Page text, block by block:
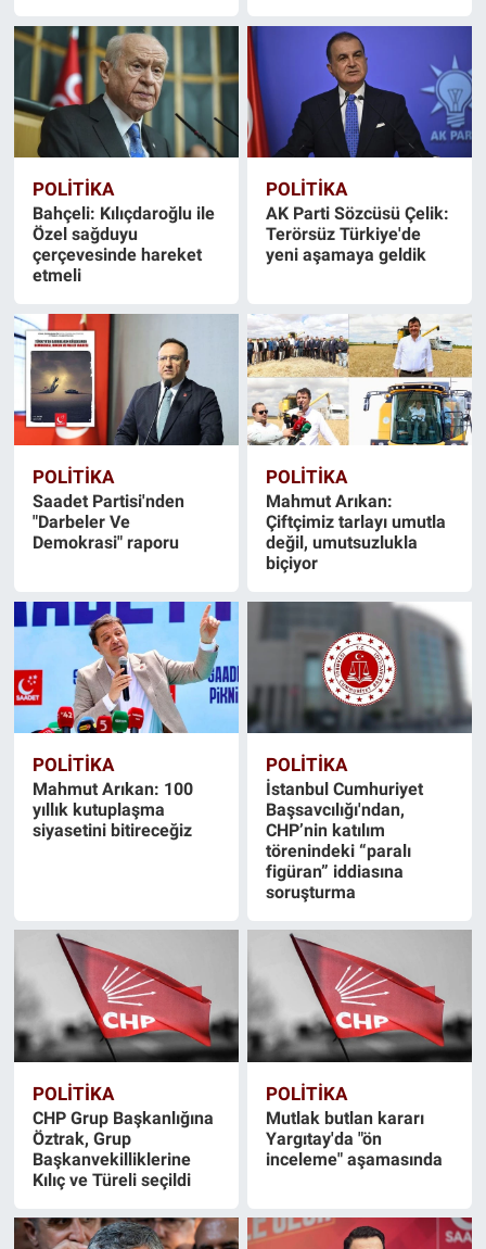
POLİTİKA
Bahçeli: Kılıçdaroğlu ile
Özel sağduyu
çerçevesinde hareket
etmeli
POLİTİKA
AK Parti Sözcüsü Çelik:
Terörsüz Türkiye'de
yeni aşamaya geldik
POLİTİKA
Saadet Partisi'nden
"Darbeler Ve
Demokrasi" raporu
POLİTİKA
Mahmut Arıkan:
Çiftçimiz tarlayı umutla
değil, umutsuzlukla
biçiyor
POLİTİKA
Mahmut Arıkan: 100
yıllık kutuplaşma
siyasetini bitireceğiz
POLİTİKA
İstanbul Cumhuriyet
Başsavcılığı'ndan,
CHP’nin katılım
törenindeki “paralı
figüran” iddiasına
soruşturma
POLİTİKA
CHP Grup Başkanlığına
Öztrak, Grup
Başkanvekilliklerine
Kılıç ve Türeli seçildi
POLİTİKA
Mutlak butlan kararı
Yargıtay'da "ön
inceleme" aşamasında